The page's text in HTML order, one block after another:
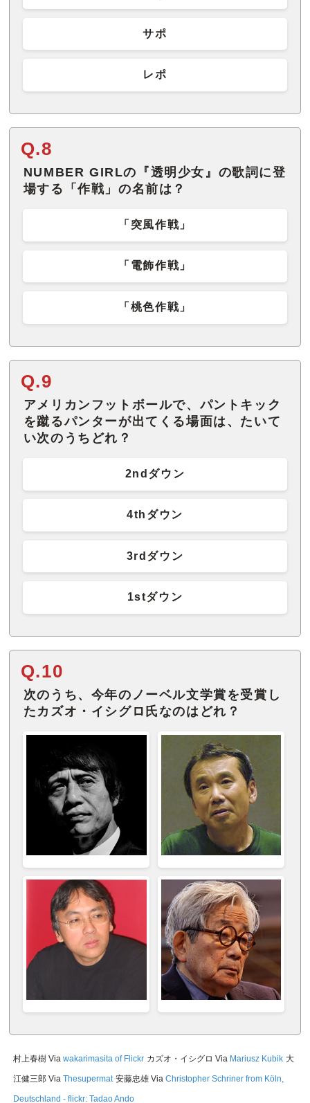
サポ
レポ
Q.8
NUMBER GIRLの『透明少女』の歌詞に登
場する「作戦」の名前は？
「突風作戦」
「電飾作戦」
「桃色作戦」
Q.9
アメリカンフットボールで、パントキック
を蹴るパンターが出てくる場面は、たいて
い次のうちどれ？
2ndダウン
4thダウン
3rdダウン
1stダウン
Q.10
次のうち、今年のノーベル文学賞を受賞し
たカズオ・イシグロ氏なのはどれ？
村上春樹 Via wakarimasita of Flickr カズオ・イシグロ Via Mariusz Kubik 大
江健三郎 Via Thesupermat 安藤忠雄 Via Christopher Schriner from Köln,
Deutschland - flickr: Tadao Ando